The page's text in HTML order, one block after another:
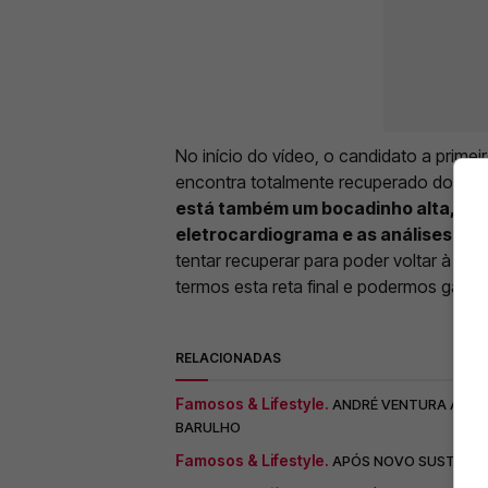
No início do vídeo, o candidato a
encontra totalmente recuperado do
está também um bocadinho alta, os
eletrocardiograma e as análises
tentar recuperar para poder voltar à
termos esta reta final e podermos
RELACIONADAS
Famosos & Lifestyle. ANDRÉ VENTURA
BARULHO
Famosos & Lifestyle. APÓS NOVO SUSTO,